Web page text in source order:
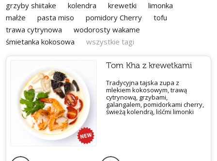
grzyby shiitake
kolendra krewetki
limonka
małże
pasta miso pomidory Cherry
tofu
trawa cytrynowa
wodorosty wakame
śmietanka kokosowa
wszystkie tagi
Tom Kha z krewetkami
Tradycyjna tajska zupa z
mlekiem kokosowym, trawą
cytrynową, grzybami,
galangalem, pomidorkami cherry,
świeżą kolendrą, liśćmi limonki